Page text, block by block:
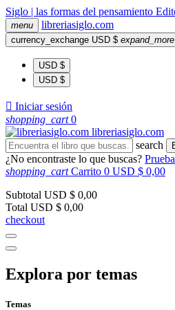
Siglo | las formas del pensamiento
menu libreriasiglo.com
currency_exchange USD $ expand_more
USD $
USD $
 Iniciar sesión
shopping_cart 0
libreriasiglo.com
search
¿No encontraste lo que buscas?
shopping_cart Carrito 0 USD $ 0,00
Subtotal USD $ 0,00
Total USD $ 0,00
checkout
Explora por temas
Temas